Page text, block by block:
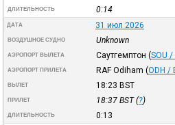
ДЛИТЕЛЬНОСТЬ 0:14
ДАТА 31 июл 2026
ВОЗДУШНОЕ СУДНО Unknown
АЭРОПОРТ ВЫЛЕТА Саутгемптон (SOU /
АЭРОПОРТ ПРИЛЕТА RAF Odiham (ODH /
ВЫЛЕТ 18:23 BST
ПРИЛЕТ 18:37 BST(?)
ДЛИТЕЛЬНОСТЬ 0:13